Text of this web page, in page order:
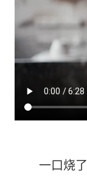
一口烧了